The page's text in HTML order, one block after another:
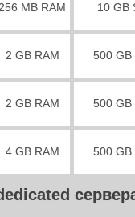
256 MB RAM 10 GB
2 GB RAM 500 GB
2 GB RAM 500 GB
4 GB RAM 500 GB